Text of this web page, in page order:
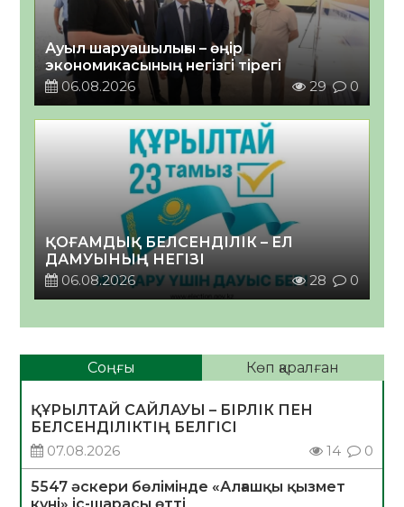
Ауыл шаруашылығы – өңір
экономикасының негізгі тірегі
06.08.2026
29 0
ҚОҒАМДЫҚ БЕЛСЕНДІЛІК – ЕЛ
ДАМУЫНЫҢ НЕГІЗІ
06.08.2026
28 0
Соңғы Көп қаралған
ҚҰРЫЛТАЙ САЙЛАУЫ – БІРЛІК ПЕН
БЕЛСЕНДІЛІКТІҢ БЕЛГІСІ
07.08.2026
14 0
5547 әскери бөлімінде «Алғашқы қызмет
күні» іс-шарасы өтті